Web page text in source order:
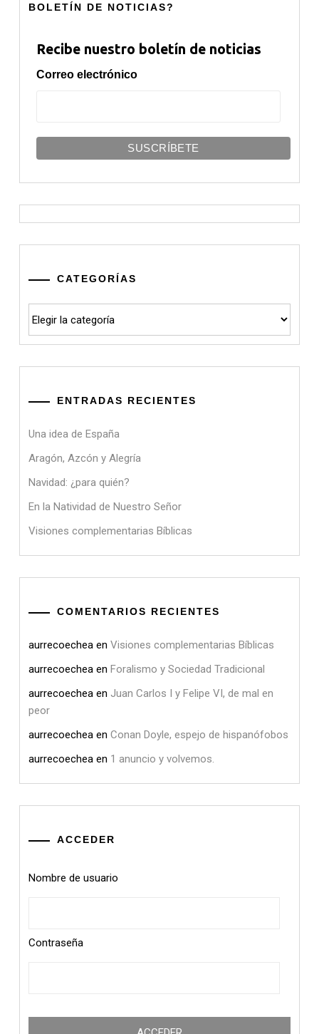
BOLETÍN DE NOTICIAS?
Recibe nuestro boletín de noticias
Correo electrónico
CATEGORÍAS
ENTRADAS RECIENTES
Una idea de España
Aragón, Azcón y Alegría
Navidad: ¿para quién?
En la Natividad de Nuestro Señor
Visiones complementarias Bíblicas
COMENTARIOS RECIENTES
aurrecoechea en Visiones complementarias Bíblicas
aurrecoechea en Foralismo y Sociedad Tradicional
aurrecoechea en Juan Carlos I y Felipe VI, de mal en
peor
aurrecoechea en Conan Doyle, espejo de hispanófobos
aurrecoechea en 1 anuncio y volvemos.
ACCEDER
Nombre de usuario
Contraseña